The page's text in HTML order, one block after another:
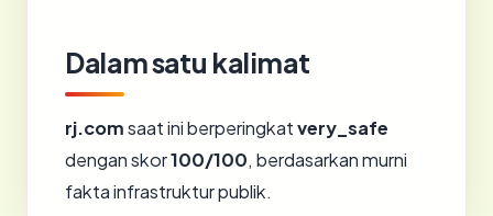
Dalam satu kalimat
rj.comsaat ini berperingkatvery_safe
dengan skor100/100, berdasarkan murni
fakta infrastruktur publik.